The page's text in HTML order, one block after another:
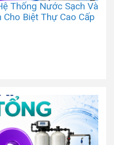
Thống Nước Sạch Và
Biệt Thự Cao Cấp